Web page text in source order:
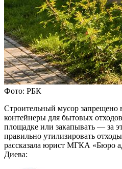
Фото: РБК
Строительный мусор запрещено
контейнеры для бытовых
площадке или закапывать — за
правильно утилизировать
рассказала юрист МГКА «Бюро
Диева: